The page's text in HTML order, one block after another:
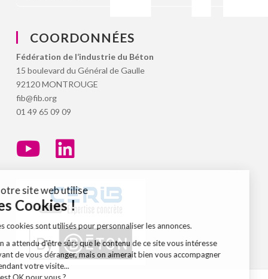
COORDONNÉES
Fédération de l‘industrie du Béton
15 boulevard du Général de Gaulle
92120 MONTROUGE
fib@fib.org
01 49 65 09 09